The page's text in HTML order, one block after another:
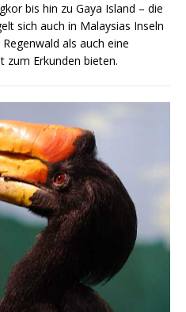
bis hin zu Gaya Island – die
sich auch in Malaysias Inseln
als auch eine
zum Erkunden bieten.